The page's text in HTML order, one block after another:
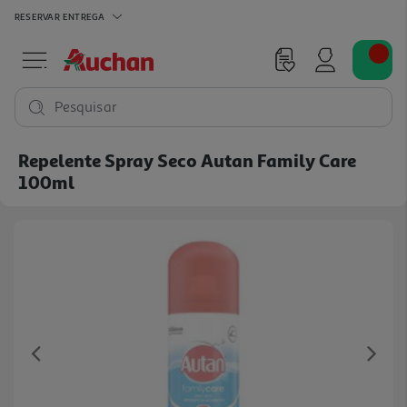
RESERVAR ENTREGA
Pesquisar
Repelente Spray Seco Autan Family Care
100ml
Previous